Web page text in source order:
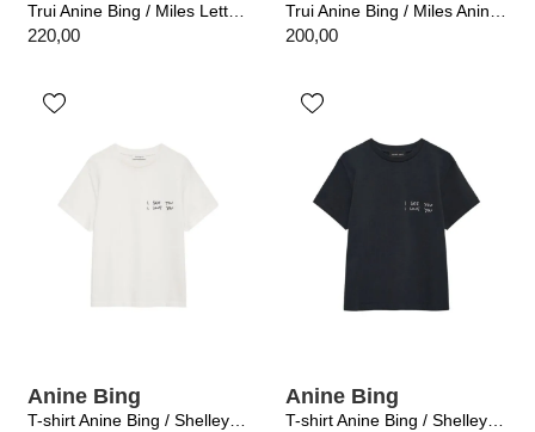
Trui Anine Bing / Miles Letterman Sage
220,00 200,00
Anine Bing
T-shirt Anine Bing / Shelley Tee Washed Cream
Anine Bing
T-shirt Anine Bing / Shelley Tee Black